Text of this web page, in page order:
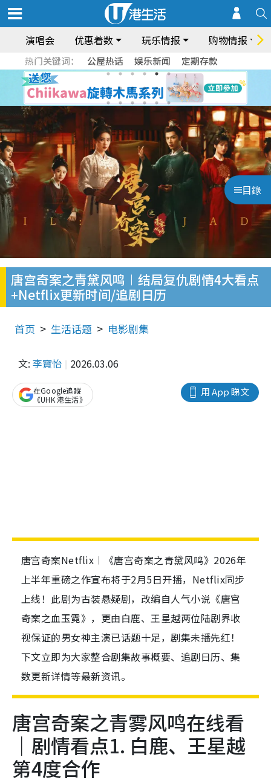
演唱会 优惠着数 玩乐情报 购物情报
热门关键词： 公屋热话 娱乐新闻 定期存款
目錄
唐宫奇案之青黛风鸣︱结局复仇剧情4大看点
+Netflix更新时间/追剧日历
首页 生活话题 电影剧集
文: 李寶怡 2026.03.06
用 App 睇文
在Google追蹤
《UHK 港生活》
唐宫奇案Netflix︱《唐宫奇案之青黛风鸣》2026年
上半年重磅之作宣布将于2月5日开播，Netflix同步
上线！此剧为古装悬疑剧，改编自人气小说《唐宫
奇案之血玉霓》，更由白鹿、王星越两位陆剧界收
视保证的男女神主演已话题十足，剧集未播先红！
下文立即为大家整合剧集故事概要、追剧日历、集
数更新详情等最新资讯。
唐宫奇案之青雾风鸣在线看
｜剧情看点1. 白鹿、王星越
第4度合作